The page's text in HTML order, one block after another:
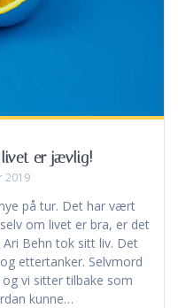
er jævlig!
2019
på tur. Det har vært
om livet er bra, er det
Behn tok sitt liv. Det
ettertanker. Selvmord
vi sitter tilbake som
kunne…